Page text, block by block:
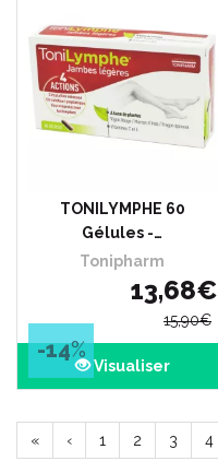
TONILYMPHE 60
Gélules -…
Tonipharm
13,68€
15,90€
-14%
Visualiser
« ‹ 1 2 3 4